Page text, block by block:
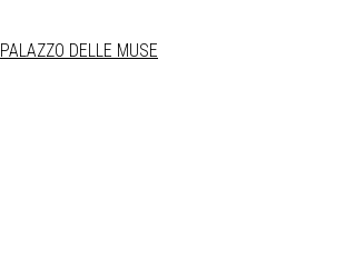
PALAZZO DELLE MUSE